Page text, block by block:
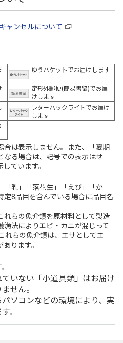
ャンセルについて
ゆうパケットでお届けします
定形外郵便(簡易書留)でお届
けします
レターパックライトでお届け
します
合は表示しません。また、「夏期
なる場合は、記号での表示はせ
ています。
「乳」「落花生」「えび」「か
定8品目を含んでいる場合に品目名
らの魚介類を原材料として製造
法によりエビ・カニが混じって
れらの魚介類は、エサとしてエ
ります。
いない「小道具類」はお届け
せん。
ソコンなどの環境により、実
。